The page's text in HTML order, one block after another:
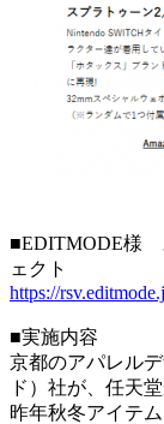
■EDITMODE様
ェクト
https://
■実施内容
京都のアパレル
ド）社が、任天
昨年秋冬アイテ